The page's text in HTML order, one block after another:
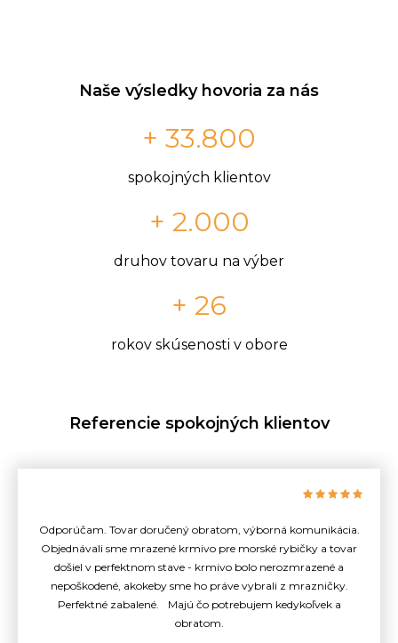
Naše výsledky hovoria za nás
+ 33.800
spokojných klientov
+ 2.000
druhov tovaru na výber
+ 26
rokov skúsenosti v obore
Referencie spokojných klientov
Odporúčam. Tovar doručený obratom, výborná komunikácia.
Objednávali sme mrazené krmivo pre morské rybičky a tovar
došiel v perfektnom stave - krmivo bolo nerozmrazené a
nepoškodené, akokeby sme ho práve vybrali z mrazničky.
Perfektné zabalené. Majú čo potrebujem kedykoľvek a
obratom.